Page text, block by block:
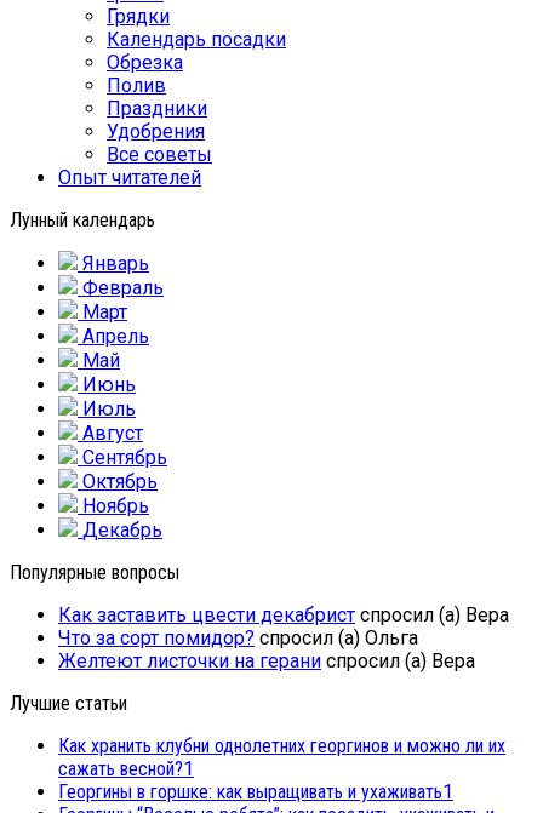
Грядки
Календарь посадки
Обрезка
Полив
Праздники
Удобрения
Все советы
Опыт читателей
Лунный календарь
Январь
Февраль
Март
Апрель
Май
Июнь
Июль
Август
Сентябрь
Октябрь
Ноябрь
Декабрь
Популярные вопросы
Как заставить цвести декабрист спросил (а) Вера
Что за сорт помидор? спросил (а) Ольга
Желтеют листочки на герани спросил (а) Вера
Лучшие статьи
Как хранить клубни однолетних георгинов и можно ли их
сажать весной?1
Георгины в горшке: как выращивать и ухаживать1